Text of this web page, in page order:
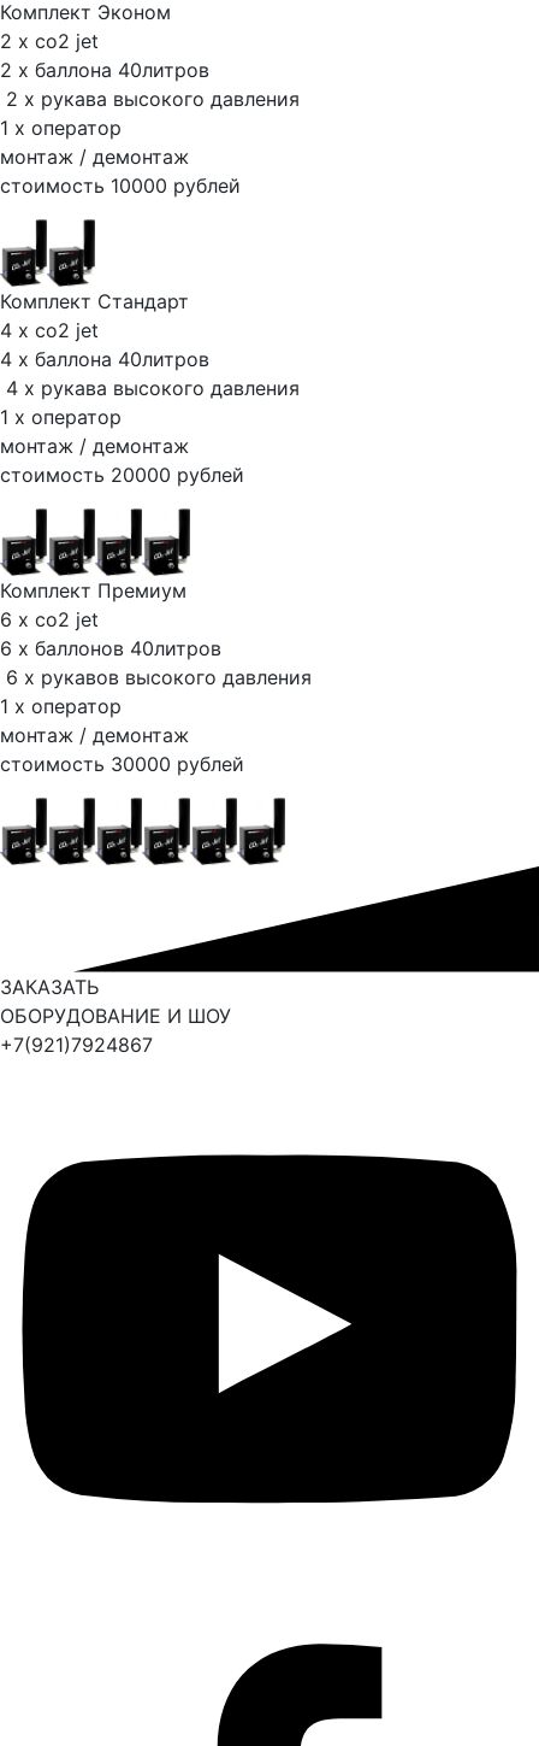
Комплект Эконом
2 х co2 jet
2 х баллона 40литров
2 х рукава высокого давления
1 х оператор
монтаж / демонтаж
стоимость 10000 рублей
Комплект Стандарт
4 х co2 jet
4 х баллона 40литров
4 х рукава высокого давления
1 х оператор
монтаж / демонтаж
стоимость 20000 рублей
Комплект Премиум
6 х co2 jet
6 х баллонов 40литров
6 х рукавов высокого давления
1 х оператор
монтаж / демонтаж
стоимость 30000 рублей
ЗАКАЗАТЬ
ОБОРУДОВАНИЕ И ШОУ
+7(921)7924867